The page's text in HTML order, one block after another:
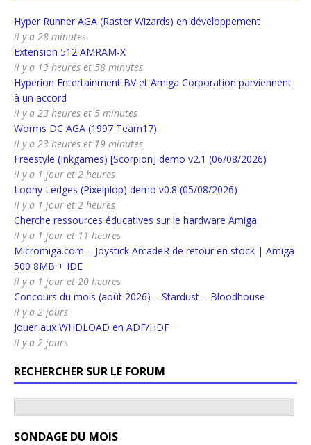
Hyper Runner AGA (Raster Wizards) en développement
il y a 28 minutes
Extension 512 AMRAM-X
il y a 13 heures et 58 minutes
Hyperion Entertainment BV et Amiga Corporation parviennent
à un accord
il y a 23 heures et 5 minutes
Worms DC AGA (1997 Team17)
il y a 23 heures et 19 minutes
Freestyle (Inkgames) [Scorpion] demo v2.1 (06/08/2026)
il y a 1 jour et 2 heures
Loony Ledges (Pixelplop) demo v0.8 (05/08/2026)
il y a 1 jour et 2 heures
Cherche ressources éducatives sur le hardware Amiga
il y a 1 jour et 11 heures
Micromiga.com – Joystick ArcadeR de retour en stock | Amiga
500 8MB + IDE
il y a 1 jour et 20 heures
Concours du mois (août 2026) – Stardust – Bloodhouse
il y a 2 jours
Jouer aux WHDLOAD en ADF/HDF
il y a 2 jours
RECHERCHER SUR LE FORUM
SONDAGE DU MOIS